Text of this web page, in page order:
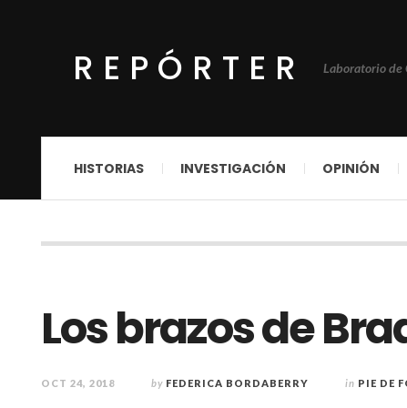
REPÓRTER Laboratorio de
HISTORIAS INVESTIGACIÓN OPINIÓN
Los brazos de
OCT 24, 2018 by FEDERICA BORDABERRY in PIE DE